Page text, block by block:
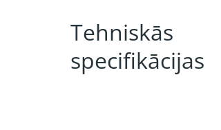
Tehniskās
specifikācijas